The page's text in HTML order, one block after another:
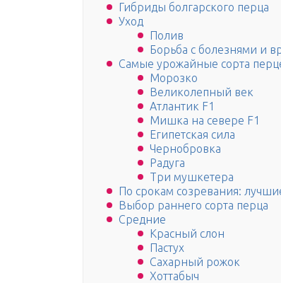
Гибриды болгарского перца
Уход
Полив
Борьба с болезнями и
Самые урожайные сорта
Морозко
Великолепный век
Атлантик F1
Мишка на севере F1
Египетская сила
Чернобровка
Радуга
Три мушкетера
По срокам созревания:
Выбор раннего сорта перца
Средние
Красный слон
Пастух
Сахарный рожок
Хоттабыч